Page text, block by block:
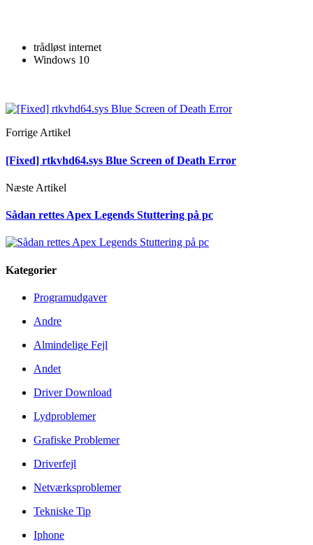
trådløst internet
Windows 10
Forrige Artikel
[Fixed] rtkvhd64.sys Blue Screen of Death Error
Næste Artikel
Sådan rettes Apex Legends Stuttering på pc
Kategorier
Programudgaver
Andre
Almindelige Fejl
Andet
Driver Download
Lydproblemer
Grafiske Problemer
Driverfejl
Netværksproblemer
Tekniske Tip
Iphone